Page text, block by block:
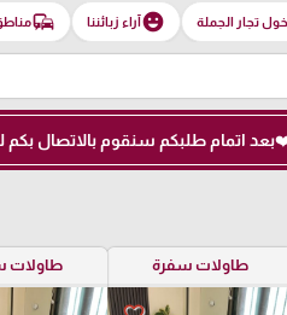
تجار الجملة emoji_emotionsآراء زبائننا commute
طاولات سفرة طاولات